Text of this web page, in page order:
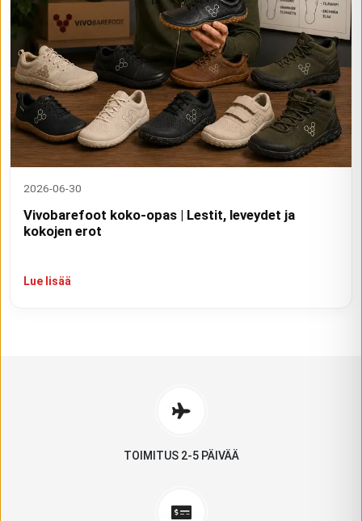
2026-06-30
Vivobarefoot koko-opas | Lestit, leveydet ja
kokojen erot
Lue lisää
TOIMITUS 2-5 PÄIVÄÄ